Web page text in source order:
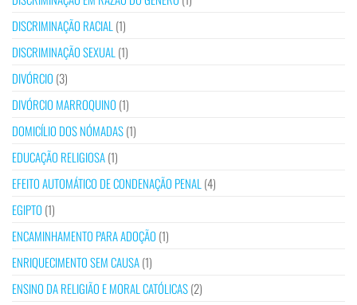
DISCRIMINAÇÃO RACIAL (1)
DISCRIMINAÇÃO SEXUAL (1)
DIVÓRCIO (3)
DIVÓRCIO MARROQUINO (1)
DOMICÍLIO DOS NÓMADAS(1)
EDUCAÇÃO RELIGIOSA(1)
EFEITO AUTOMÁTICO DE CONDENAÇÃO PENAL (4)
EGIPTO (1)
ENCAMINHAMENTO PARA ADOÇÃO (1)
ENRIQUECIMENTO SEM CAUSA(1)
ENSINO DA RELIGIÃO E MORAL CATÓLICAS(2)